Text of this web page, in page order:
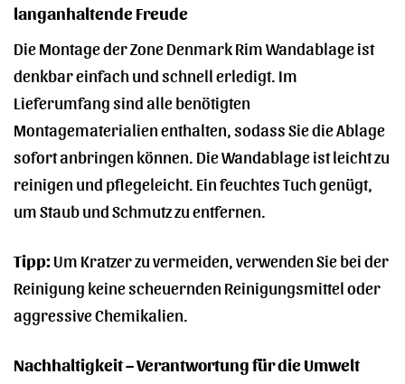
langanhaltende Freude
Die Montage der Zone Denmark Rim Wandablage ist
denkbar einfach und schnell erledigt. Im
Lieferumfang sind alle benötigten
Montagematerialien enthalten, sodass Sie die Ablage
sofort anbringen können. Die Wandablage ist leicht zu
reinigen und pflegeleicht. Ein feuchtes Tuch genügt,
um Staub und Schmutz zu entfernen.
Tipp:Um Kratzer zu vermeiden, verwenden Sie bei der
Reinigung keine scheuernden Reinigungsmittel oder
aggressive Chemikalien.
Nachhaltigkeit – Verantwortung für die Umwelt